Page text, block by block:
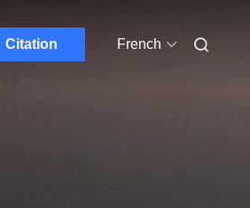
Citation French